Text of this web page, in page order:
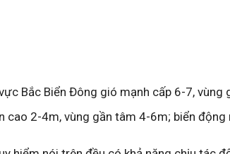
Bắc Biển Đông gió mạnh cấp 6-7, vùng
cao 2-4m, vùng gần tâm 4-6m; biển động